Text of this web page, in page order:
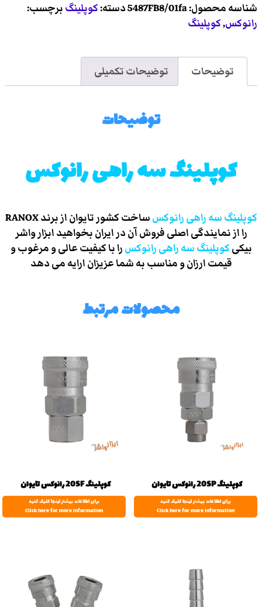
شناسه محصول:5487FB8/01faدسته:کوپلینگبرچسب:
رانوکس,کوپلینگ
توضیحات توضیحات تکمیلی
توضیحات
کوپلینگ سه راهی رانوکس
کوپلینگ سه راهی رانوکس
ساخت کشور تایوان از برند RANOX
را از نمایندگی اصلی فروش آن در ایران بخواهید ابزار واشر
بیکیکوپلینگ سه راهی رانوکسرا با کیفیت عالی و مرغوب و
قیمت ارزان و مناسب به شما عزیزان ارایه می دهد
محصولات مرتبط
کوپلینگ 20SP رانوکس تایوان
برای اطلاعات بیشتر اینجا کلیک کنید
Click here for more information
کوپلینگ 20SF رانوکس تایوان
برای اطلاعات بیشتر اینجا کلیک کنید
Click here for more information